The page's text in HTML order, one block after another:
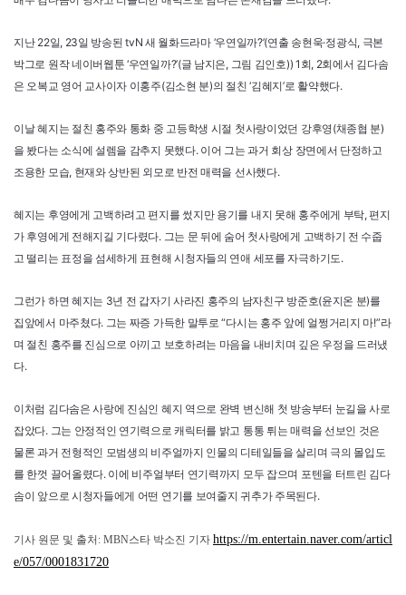
지난 22일, 23일 방송된 tvN 새 월화드라마 ‘우연일까?’(연출 송현욱·정광식, 극본
박그로 원작 네이버웹툰 ‘우연일까?’(글 남지은, 그림 김인호)) 1회, 2회에서 김다솜
은 오복교 영어 교사이자 이홍주(김소현 분)의 절친 ‘김혜지’로 활약했다.
이날 혜지는 절친 홍주와 통화 중 고등학생 시절 첫사랑이었던 강후영(채종협 분)
을 봤다는 소식에 설렘을 감추지 못했다. 이어 그는 과거 회상 장면에서 단정하고
조용한 모습, 현재와 상반된 외모로 반전 매력을 선사했다.
혜지는 후영에게 고백하려고 편지를 썼지만 용기를 내지 못해 홍주에게 부탁, 편지
가 후영에게 전해지길 기다렸다. 그는 문 뒤에 숨어 첫사랑에게 고백하기 전 수줍
고 떨리는 표정을 섬세하게 표현해 시청자들의 연애 세포를 자극하기도.
그런가 하면 혜지는 3년 전 갑자기 사라진 홍주의 남자친구 방준호(윤지온 분)를
집앞에서 마주쳤다. 그는 짜증 가득한 말투로 “다시는 홍주 앞에 얼쩡거리지 마!”라
며 절친 홍주를 진심으로 아끼고 보호하려는 마음을 내비치며 깊은 우정을 드러냈
다.
이처럼 김다솜은 사랑에 진심인 혜지 역으로 완벽 변신해 첫 방송부터 눈길을 사로
잡았다. 그는 안정적인 연기력으로 캐릭터를 밝고 통통 튀는 매력을 선보인 것은
물론 과거 전형적인 모범생의 비주얼까지 인물의 디테일들을 살리며 극의 몰입도
를 한껏 끌어올렸다. 이에 비주얼부터 연기력까지 모두 잡으며 포텐을 터트린 김다
솜이 앞으로 시청자들에게 어떤 연기를 보여줄지 귀추가 주목된다.
기사 원문 및 출처: MBN스타 박소진 기자 https://m.entertain.naver.com/articl
e/057/0001831720